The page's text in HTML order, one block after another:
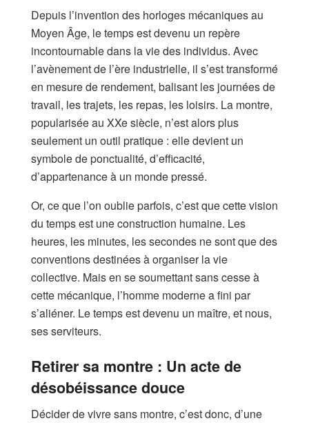
Depuis l’invention des horloges mécaniques au
Moyen Âge, le temps est devenu un repère
incontournable dans la vie des individus. Avec
l’avènement de l’ère industrielle, il s’est transformé
en mesure de rendement, balisant les journées de
travail, les trajets, les repas, les loisirs. La montre,
popularisée au XXe siècle, n’est alors plus
seulement un outil pratique : elle devient un
symbole de ponctualité, d’efficacité,
d’appartenance à un monde pressé.
Or, ce que l’on oublie parfois, c’est que cette vision
du temps est une construction humaine. Les
heures, les minutes, les secondes ne sont que des
conventions destinées à organiser la vie
collective. Mais en se soumettant sans cesse à
cette mécanique, l’homme moderne a fini par
s’aliéner. Le temps est devenu un maître, et nous,
ses serviteurs.
Retirer sa montre : Un acte de
désobéissance douce
Décider de vivre sans montre, c’est donc, d’une